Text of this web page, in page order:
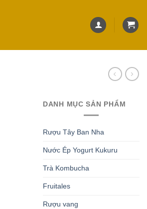
DANH MỤC SẢN PHẨM
Rượu Tây Ban Nha
Nước Ép Yogurt Kukuru
Trà Kombucha
Fruitales
Rượu vang